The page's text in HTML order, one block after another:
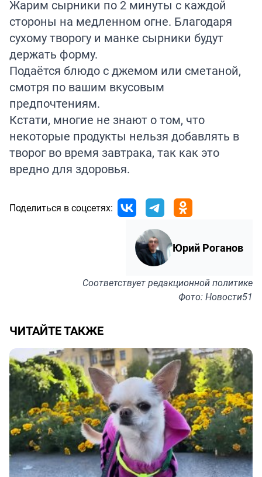
Жарим сырники по 2 минуты с каждой
стороны на медленном огне. Благодаря
сухому творогу и манке сырники будут
держать форму.
Подаётся блюдо с джемом или сметаной,
смотря по вашим вкусовым
предпочтениям.
Кстати, многие не знают о том, что
некоторые продукты нельзя добавлять в
творог во время завтрака, так как это
вредно для здоровья.
Поделиться в соцсетях:
Юрий Роганов
Соответствуетредакционной политике
Фото: Новости51
ЧИТАЙТЕ ТАКЖЕ